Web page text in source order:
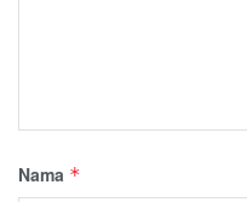
Nama *